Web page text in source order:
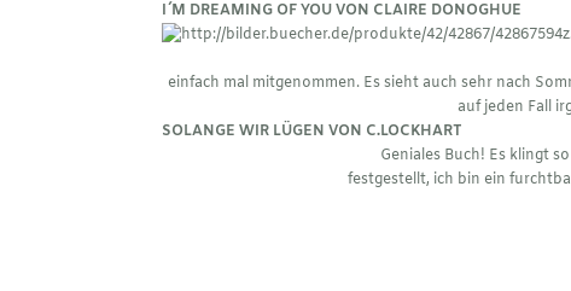
I´M DREAMING OF YOU VON CLAIRE DONOGHUE
einfach mal mitgenommen. Es sieht auch sehr nach
auf jeden Fall
SOLANGE WIR LÜGEN VON C.LOCKHART
Geniales Buch! Es klingt
festgestellt, ich bin ein